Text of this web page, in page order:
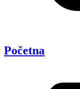
Početna